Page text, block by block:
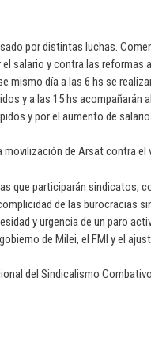
por distintas luchas.
salario y contra las
mismo día a las 6 hs se
y a las 15 hs acompañarán
y por el aumento de
movilización de Arsat contra
que participarán sindicatos,
de las burocracias
y urgencia de un paro
de Milei, el FMI y el
del Sindicalismo